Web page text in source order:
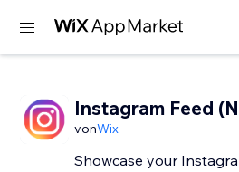
Instagram Feed
vonWix
Showcase your